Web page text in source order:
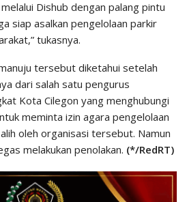
Dishub dengan palang pintu
siap asalkan pengelolaan parkir
tukasnya.
tersebut diketahui setelah
dari salah satu pengurus
Kota Cilegon yang menghubungi
meminta izin agara pengelolaan
oleh organisasi tersebut. Namun
melakukan penolakan. (*/RedRT)